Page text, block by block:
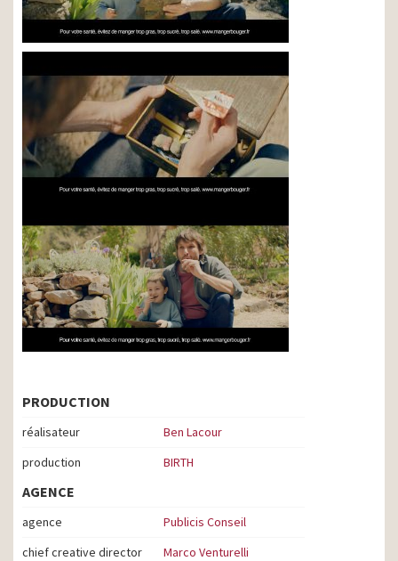
PRODUCTION
réalisateur
Ben Lacour
production
BIRTH
AGENCE
agence
Publicis Conseil
chief creative director
Marco Venturelli